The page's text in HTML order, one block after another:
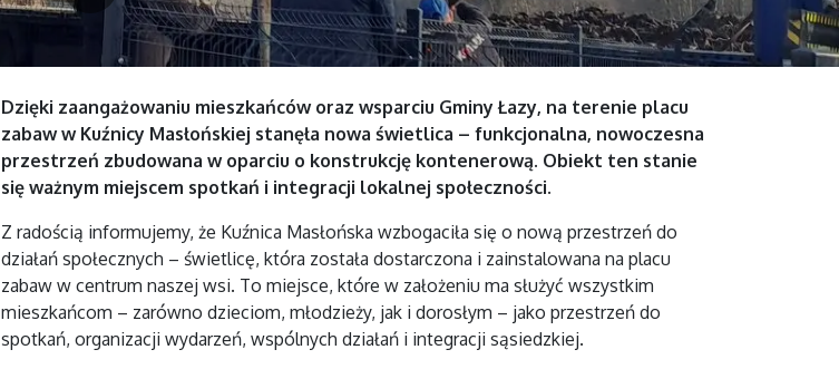
Dzięki zaangażowaniu mieszkańców oraz wsparciu Gminy Łazy, na terenie placu
zabaw w Kuźnicy Masłońskiej stanęła nowa świetlica – funkcjonalna, nowoczesna
przestrzeń zbudowana w oparciu o konstrukcję kontenerową. Obiekt ten stanie
się ważnym miejscem spotkań i integracji lokalnej społeczności.
Z radością informujemy, że Kuźnica Masłońska wzbogaciła się o nową przestrzeń do
działań społecznych – świetlicę, która została dostarczona i zainstalowana na placu
zabaw w centrum naszej wsi. To miejsce, które w założeniu ma służyć wszystkim
mieszkańcom – zarówno dzieciom, młodzieży, jak i dorosłym – jako przestrzeń do
spotkań, organizacji wydarzeń, wspólnych działań i integracji sąsiedzkiej.